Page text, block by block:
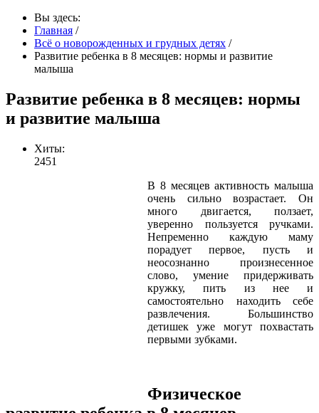
Вы здесь:
Главная /
Всё о новорожденных и грудных детях /
Развитие ребенка в 8 месяцев: нормы и развитие
малыша
Развитие ребенка в 8 месяцев: нормы
и развитие малыша
Хиты:
2451
В 8 месяцев активность малыша
очень сильно возрастает. Он
много двигается, ползает,
уверенно пользуется ручками.
Непременно каждую маму
порадует первое, пусть и
неосознанно произнесенное
слово, умение придерживать
кружку, пить из нее и
самостоятельно находить себе
развлечения. Большинство
детишек уже могут похвастать
первыми зубками.
Физическое